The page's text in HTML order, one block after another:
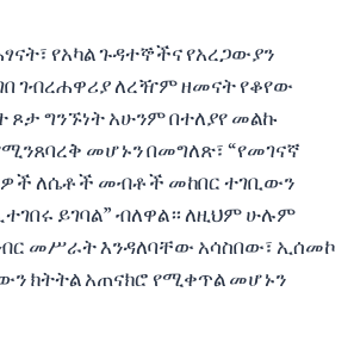
የአካል ጉዳተኞችና የአረጋውያን
ገብረሐዋሪያ ለረዥም ዘመናት የቆየው
ግንኙነት አሁንም በተለያየ መልኩ
መሆኑን በመግለጽ፣ “የመገናኛ
ለሴቶች መብቶች መከበር ተገቢውን
ይገባል” ብለዋል። ለዚህም ሁሉም
መሥራት እንዳለባቸው አሳስበው፣ ኢሰመኮ
ክትትል አጠናክሮ የሚቀጥል መሆኑን